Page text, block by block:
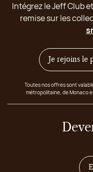
Intégrez le Jeff Club
remise sur les
Je rejoins le
Toutes nos offres sont
métropolitaine, de Monaco